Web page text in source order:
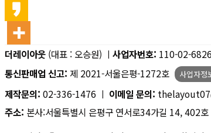
더레이아웃 (대표 : 오승원) ㅣ 사업자번호: 110-02-
통신판매업 신고: 제 2021-서울은평-1272호 사업자정
제작문의: 02-336-1476 ㅣ 이메일 문의:
주소: 본사:서울특별시 은평구 연서로34가길 14, 402